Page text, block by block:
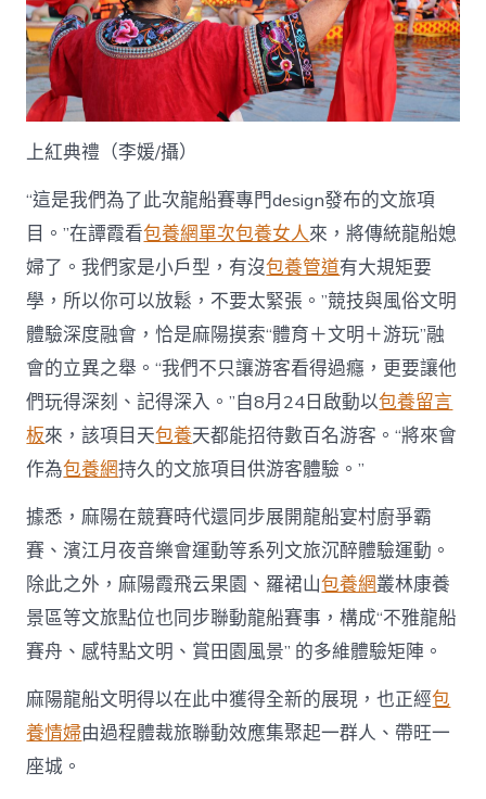
上紅典禮（李媛/攝）
“這是我們為了此次龍船賽專門design發布的文旅項
目。”在譚霞看包養網單次包養女人來，將傳統龍船媳
婦了。我們家是小戶型，有沒包養管道有大規矩要
學，所以你可以放鬆，不要太緊張。”競技與風俗文明
體驗深度融會，恰是麻陽摸索“體育＋文明＋游玩”融
會的立異之舉。“我們不只讓游客看得過癮，更要讓他
們玩得深刻、記得深入。”自8月24日啟動以包養留言
板來，該項目天包養天都能招待數百名游客。“將來會
作為包養網持久的文旅項目供游客體驗。”
據悉，麻陽在競賽時代還同步展開龍船宴村廚爭霸
賽、濱江月夜音樂會運動等系列文旅沉醉體驗運動。
除此之外，麻陽霞飛云果園、羅裙山包養網叢林康養
景區等文旅點位也同步聯動龍船賽事，構成“不雅龍船
賽舟、感特點文明、賞田園風景” 的多維體驗矩陣。
麻陽龍船文明得以在此中獲得全新的展現，也正經包
養情婦由過程體裁旅聯動效應集聚起一群人、帶旺一
座城。